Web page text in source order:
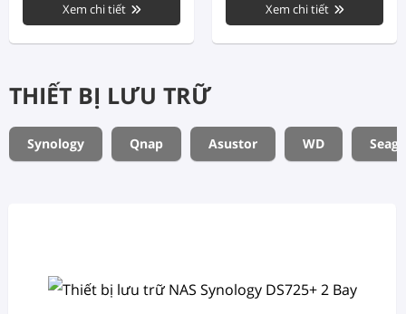
Xem chi tiết Xem chi tiết
THIẾT BỊ LƯU TRỮ
Synology Qnap Asustor WD